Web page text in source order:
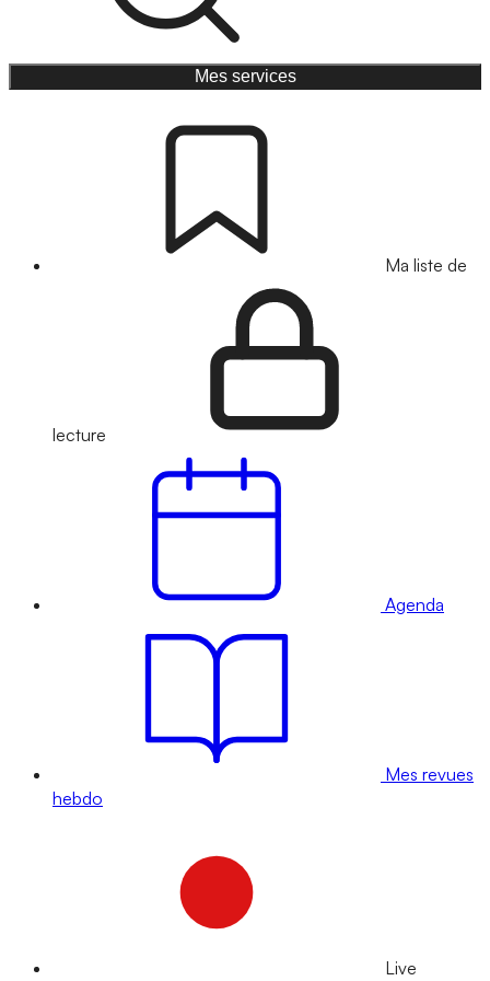
Mes services
Ma liste de
lecture
Agenda
Mes revues
hebdo
Live